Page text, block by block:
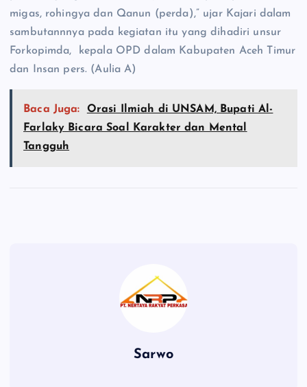
migas, rohingya dan Qanun (perda),” ujar Kajari dalam
sambutannnya pada kegiatan itu yang dihadiri unsur
Forkopimda, kepala OPD dalam Kabupaten Aceh Timur
dan Insan pers. (Aulia A)
Baca Juga:
Orasi Ilmiah di UNSAM, Bupati Al-
Farlaky Bicara Soal Karakter dan Mental
Tangguh
Sarwo